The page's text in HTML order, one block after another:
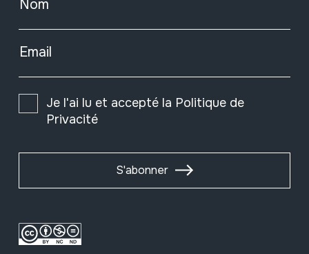
Nom
Email
Je l'ai lu et accepté la Politique de
Privacité
S'abonner